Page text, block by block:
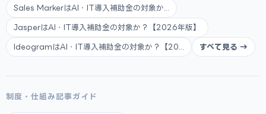
Sales MarkerはAI・IT導入補助金の対象か...
JasperはAI・IT導入補助金の対象か？【2026年版】
IdeogramはAI・IT導入補助金の対象か？【20... すべて見る →
制度・仕組み記事ガイド